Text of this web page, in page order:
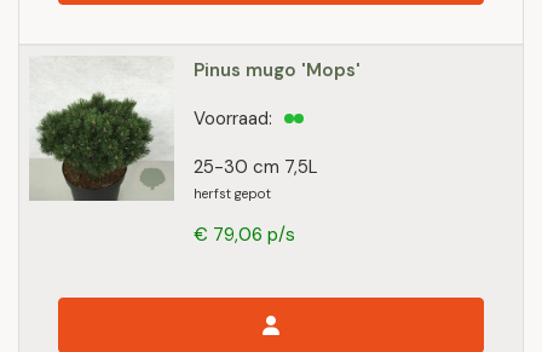
Pinus mugo 'Mops'
25-30 cm 7,5L
herfst gepot
Voorraad:
€ 79,06 p/s